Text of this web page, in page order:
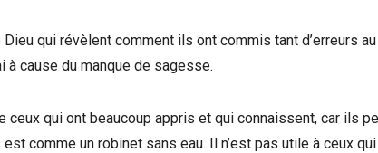
qui révèlent comment ils ont commis tant d’erreurs
à cause du manque de sagesse.
ceux qui ont beaucoup appris et qui connaissent, car ils
comme un robinet sans eau. Il n’est pas utile à ceux